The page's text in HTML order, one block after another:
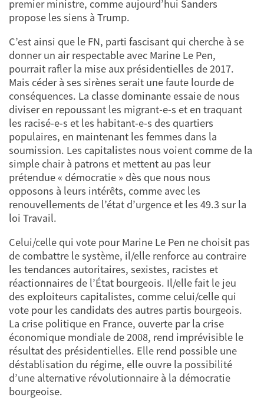
premier ministre, comme aujourd’hui Sanders
propose les siens à Trump.
C’est ainsi que le FN, parti fascisant qui cherche à se
donner un air respectable avec Marine Le Pen,
pourrait rafler la mise aux présidentielles de 2017.
Mais céder à ses sirènes serait une faute lourde de
conséquences. La classe dominante essaie de nous
diviser en repoussant les migrant-e-s et en traquant
les racisé-e-s et les habitant-e-s des quartiers
populaires, en maintenant les femmes dans la
soumission. Les capitalistes nous voient comme de la
simple chair à patrons et mettent au pas leur
prétendue « démocratie » dès que nous nous
opposons à leurs intérêts, comme avec les
renouvellements de l’état d’urgence et les 49.3 sur la
loi Travail.
Celui/celle qui vote pour Marine Le Pen ne choisit pas
de combattre le système, il/elle renforce au contraire
les tendances autoritaires, sexistes, racistes et
réactionnaires de l’État bourgeois. Il/elle fait le jeu
des exploiteurs capitalistes, comme celui/celle qui
vote pour les candidats des autres partis bourgeois.
La crise politique en France, ouverte par la crise
économique mondiale de 2008, rend imprévisible le
résultat des présidentielles. Elle rend possible une
déstablisation du régime, elle ouvre la possibilité
d’une alternative révolutionnaire à la démocratie
bourgeoise.